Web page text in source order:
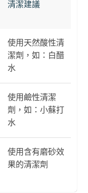
清潔建議
使用天然酸性清
潔劑，如：白醋
水
使用鹼性清潔
劑，如：小蘇打
水
使用含有磨砂效
果的清潔劑